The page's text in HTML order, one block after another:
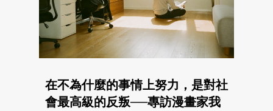
在不為什麼的事情上努力，是對社
會最高級的反叛──專訪漫畫家我